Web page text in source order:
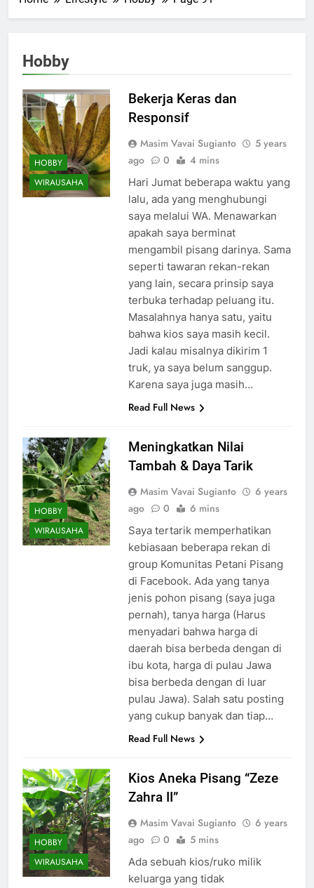
Hobby
HOBBY
WIRAUSAHA
Bekerja Keras dan
Responsif
Masim Vavai Sugianto
5 years
ago
0 4 mins
Hari Jumat beberapa waktu yang
lalu, ada yang menghubungi
saya melalui WA. Menawarkan
apakah saya berminat
mengambil pisang darinya. Sama
seperti tawaran rekan-rekan
yang lain, secara prinsip saya
terbuka terhadap peluang itu.
Masalahnya hanya satu, yaitu
bahwa kios saya masih kecil.
Jadi kalau misalnya dikirim 1
truk, ya saya belum sanggup.
Karena saya juga masih…
Read Full News
HOBBY
WIRAUSAHA
Meningkatkan Nilai
Tambah & Daya Tarik
Masim Vavai Sugianto
6 years
ago
0 6 mins
Saya tertarik memperhatikan
kebiasaan beberapa rekan di
group Komunitas Petani Pisang
di Facebook. Ada yang tanya
jenis pohon pisang (saya juga
pernah), tanya harga (Harus
menyadari bahwa harga di
daerah bisa berbeda dengan di
ibu kota, harga di pulau Jawa
bisa berbeda dengan di luar
pulau Jawa). Salah satu posting
yang cukup banyak dan tiap…
Read Full News
HOBBY
WIRAUSAHA
Kios Aneka Pisang “Zeze
Zahra II”
Masim Vavai Sugianto
6 years
ago
0 5 mins
Ada sebuah kios/ruko milik
keluarga yang tidak